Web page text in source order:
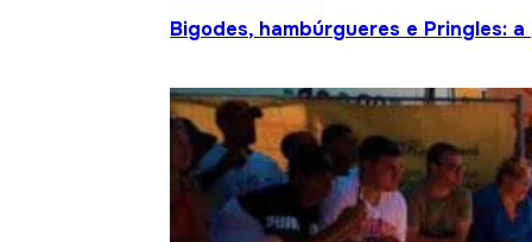
Bigodes, hambúrgueres e Pringles: